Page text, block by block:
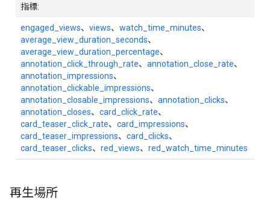
指標:
engaged_views、 views、 watch_time_minutes、
average_view_duration_seconds、
average_view_duration_percentage、
annotation_click_through_rate、 annotation_close_rate、
annotation_impressions、
annotation_clickable_impressions、
annotation_closable_impressions、 annotation_clicks、
annotation_closes、 card_click_rate、
card_teaser_click_rate、 card_impressions、
card_teaser_impressions、 card_clicks、
card_teaser_clicks、 red_views、 red_watch_time_minutes
再生場所